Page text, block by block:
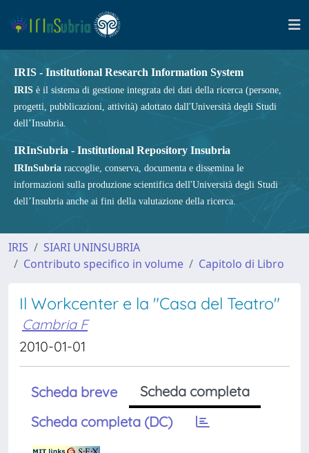
IRIS - Institutional Research Information System
IRIS è il sistema di gestione integrata dei dati della ricerca (persone,
progetti, pubblicazioni, attività) adottato dall'Università degli Studi
dell’Insubria.
IRInSubria - Institutional Repository Insubria
IRInSubria raccoglie, conserva, documenta e dissemina le
informazioni sulla produzione scientifica dell'Università degli Studi
dell’Insubria anche ai fini della valutazione della ricerca.
IRIS
SIARI UNINSUBRIA
Contributo specifico in volume
Capitolo di Libro
Il Workcenter e la "Casa del Teatro"
Cambria F
2010-01-01
Scheda breve
Scheda completa
Scheda completa (DC)